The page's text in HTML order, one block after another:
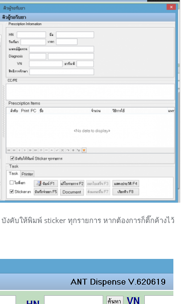
คับให้พิมพ์ sticker ทุกรายการ หากต้องการก็ติ๊กค้างไว้